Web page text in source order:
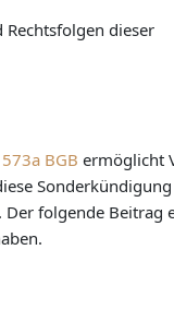
dieser
BGB ermöglicht
Der folgende Beitrag